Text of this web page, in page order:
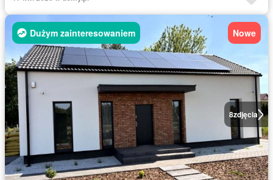
8zdjęcia
Dużym zainteresowaniem Nowe